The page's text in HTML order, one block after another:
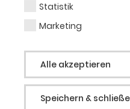
Statistik
Marketing
Alle akzeptieren
Speichern &
Bühne
Annika Haller
Accademia di Belle
Goethe-Universität